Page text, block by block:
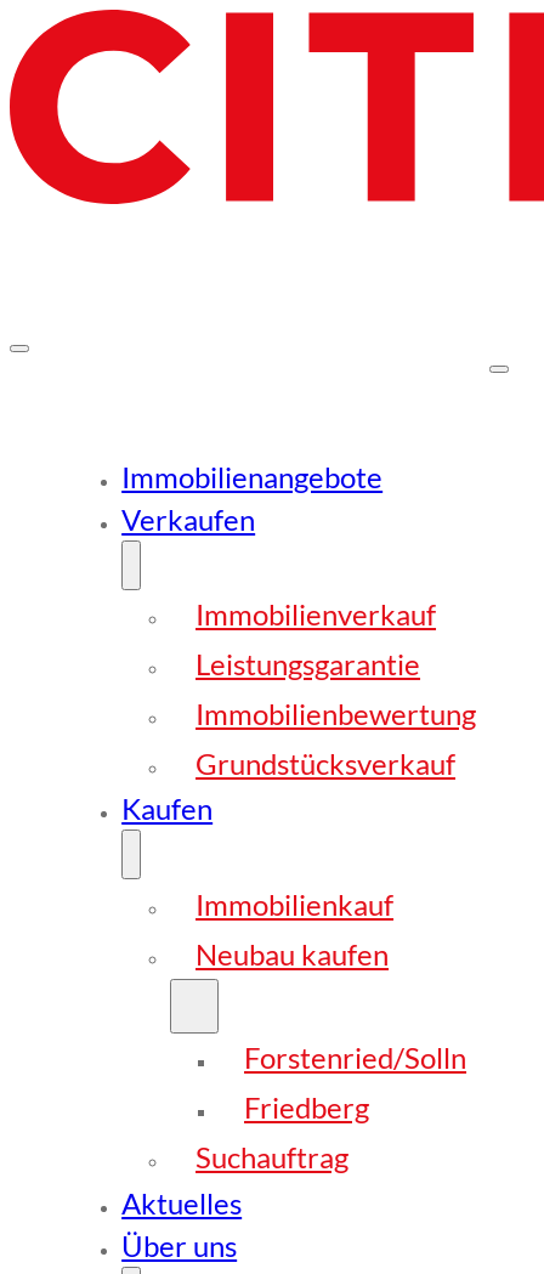
Immobilienangebote
Verkaufen
Immobilienverkauf
Leistungsgarantie
Immobilienbewertung
Grundstücksverkauf
Kaufen
Immobilienkauf
Neubau kaufen
Forstenried/Solln
Friedberg
Suchauftrag
Aktuelles
Über uns